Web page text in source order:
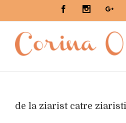
FacebookInstagram
de la ziarist catre ziaristi